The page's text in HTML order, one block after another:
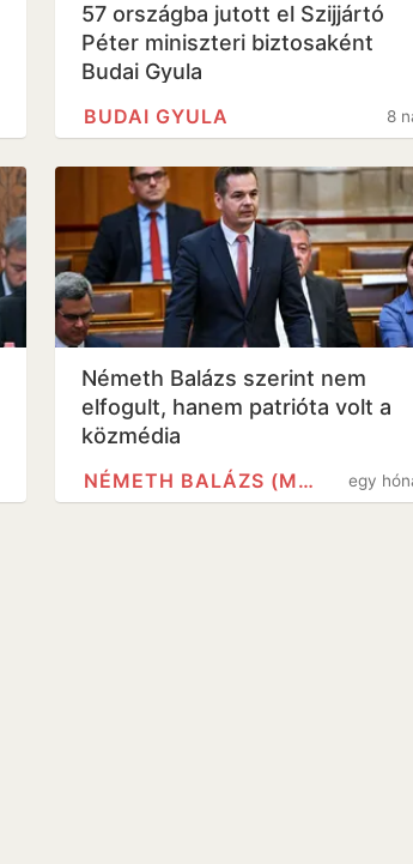
57 országba jutott el Szijjártó
Péter miniszteri biztosaként
Budai Gyula
8
BUDAI GYULA
Németh Balázs szerint nem
elfogult, hanem patrióta volt a
közmédia
egy
NÉMETH BALÁZS (MOTORVERSENYZŐ)